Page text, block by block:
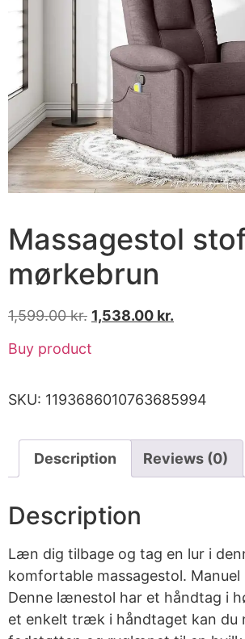
Massagestol
mørkebrun
1,599.00kr. 1,538.00 kr.
Buy product
SKU: 1193686010763685994
Description Reviews (0)
Description
Læn dig tilbage og tag en lur i
komfortable massagestol.
Denne lænestol har et håndtag i
et enkelt træk i håndtaget kan du